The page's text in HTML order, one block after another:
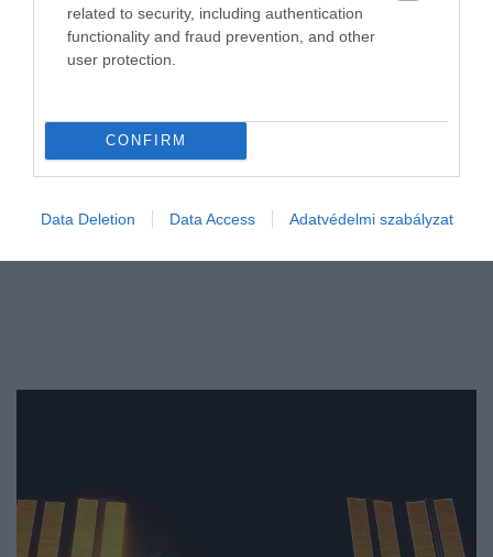
related to security, including authentication
functionality and fraud prevention, and other
user protection.
CONFIRM
Data Deletion Data Access Adatvédelmi szabályzat